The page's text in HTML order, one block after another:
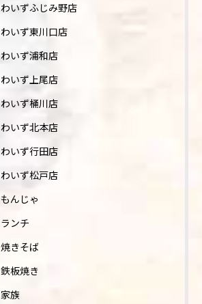
わいずふじみ野店
わいず東川口店
わいず浦和店
わいず上尾店
わいず桶川店
わいず北本店
わいず行田店
わいず松戸店
もんじゃ
ランチ
焼きそば
鉄板焼き
家族